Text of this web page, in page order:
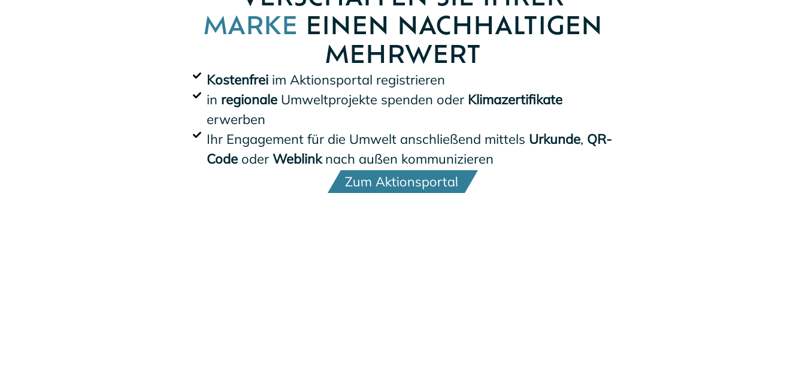
MARKE EINEN NACHHALTIGEN
MEHRWERT
Kostenfreiim Aktionsportal registrieren
in regionaleUmweltprojekte spenden oder Klimazertifikate
erwerben
Ihr Engagement für die Umwelt anschließend mittels Urkunde, QR-
Codeoder Weblinknach außen kommunizieren
Zum Aktionsportal